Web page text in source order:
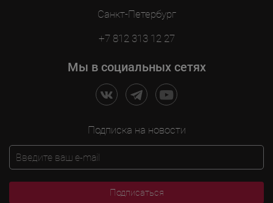
Санкт-Петербург
+7 812 313 12 27
Мы в социальных сетях
Подписка на новости
Подписаться